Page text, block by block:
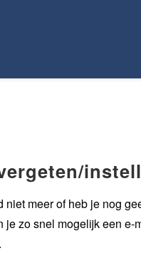
meer of heb je nog
je zo snel mogelijk een